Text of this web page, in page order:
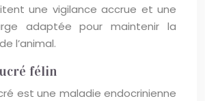
une vigilance accrue et une
adaptée pour maintenir la
l’animal.
félin
est une maladie endocrinienne